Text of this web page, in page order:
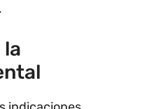
.
la